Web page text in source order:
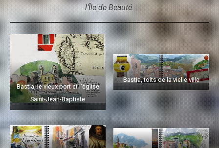
l’Île de Beauté.
Bastia, le vieux port et l’église
Saint-Jean-Baptiste
Bastia, toits de la vielle ville